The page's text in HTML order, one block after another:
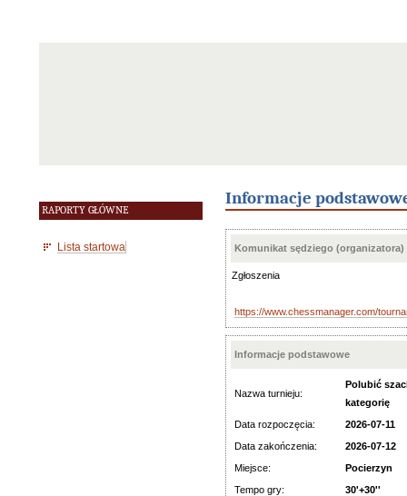
RAPORTY GŁÓWNE
Lista startowa
Informacje
Komunikat sędziego (organizatora)
Zgłoszenia
https://www.chessmanager.com/
Informacje podstawowe
Nazwa turnieju:
Polubić
kategorię
Data rozpoczęcia:
2026-07-11
Data zakończenia:
2026-07-12
Miejsce:
Pocierzyn
Tempo gry:
30'+30''